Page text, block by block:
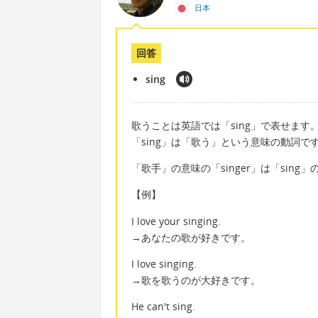
日本
回答
sing
歌うことは英語では「sing」で表せます。
「sing」は「歌う」という意味の動詞です
「歌手」の意味の「singer」は「sing」
【例】
I love your singing.
→あなたの歌が好きです。
I love singing.
→歌を歌うのが大好きです。
He can't sing.